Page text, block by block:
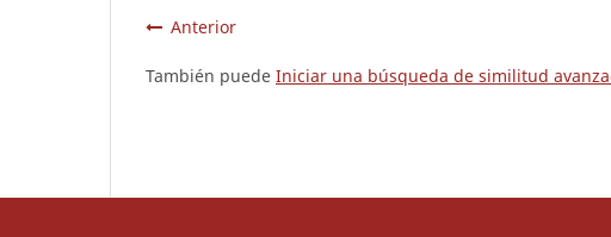
Anterior
También puede Iniciar una búsqueda de similitud